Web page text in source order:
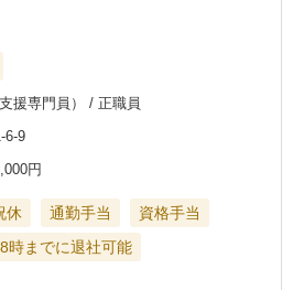
援専門員） / 正職員
6-9
円
休 通勤手当
資格手当
時までに退社可能